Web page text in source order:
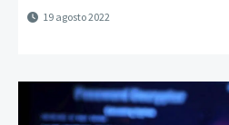
19 agosto 2022